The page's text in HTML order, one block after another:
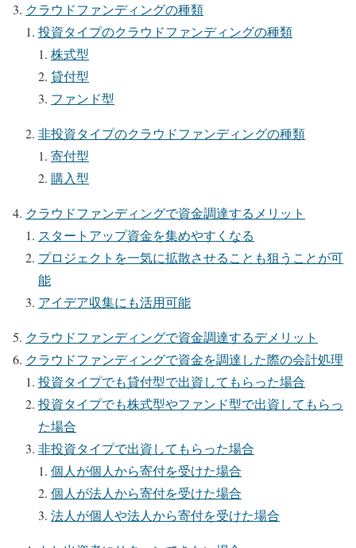
クラウドファンディングの種類
投資タイプのクラウドファンディングの種類
株式型
貸付型
ファンド型
非投資タイプのクラウドファンディングの種類
寄付型
購入型
クラウドファンディングで資金調達するメリット
スタートアップ資金を集めやすくなる
プロジェクトを一気に拡散させることも狙うことが可
能
アイデア収集にも活用可能
クラウドファンディングで資金調達するデメリット
クラウドファンディングで資金を調達した際の会計処理
投資タイプでも貸付型で出資してもらった場合
投資タイプでも株式型やファンド型で出資してもらっ
た場合
非投資タイプで出資してもらった場合
個人が個人から寄付を受けた場合
個人が法人から寄付を受けた場合
法人が個人や法人から寄付を受けた場合